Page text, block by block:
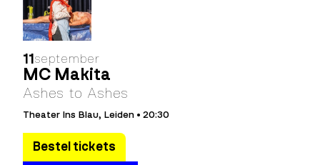
11 september
MC Makita
Ashes to Ashes
Theater Ins Blau, Leiden • 20:30
Bestel tickets